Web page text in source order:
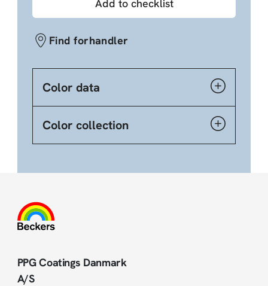
Add to checklist
Find forhandler
Color data
Color collection
PPG Coatings Danmark
A/S